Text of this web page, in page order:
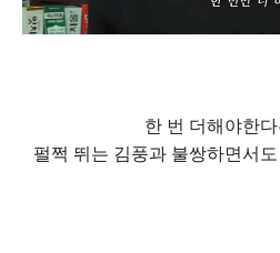
한 번 더해야한
펄쩍 뛰는 김풍과 불쌍하면서